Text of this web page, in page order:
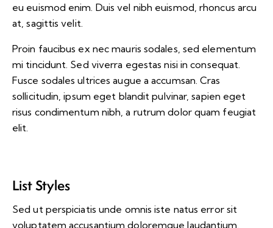
eu euismod enim. Duis vel nibh euismod, rhoncus arcu
at, sagittis velit.
Proin faucibus ex nec mauris sodales, sed elementum
mi tincidunt. Sed viverra egestas nisi in consequat.
Fusce sodales ultrices augue a accumsan. Cras
sollicitudin, ipsum eget blandit pulvinar, sapien eget
risus condimentum nibh, a rutrum dolor quam feugiat
elit.
List Styles
Sed ut perspiciatis unde omnis iste natus error sit
voluptatem accusantium doloremque laudantium,